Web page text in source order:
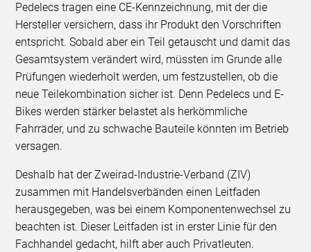
Pedelecs tragen eine CE-Kennzeichnung, mit der die
Hersteller versichern, dass ihr Produkt den Vorschriften
entspricht. Sobald aber ein Teil getauscht und damit das
Gesamtsystem verändert wird, müssten im Grunde alle
Prüfungen wiederholt werden, um festzustellen, ob die
neue Teilekombination sicher ist. Denn Pedelecs und E-
Bikes werden stärker belastet als herkömmliche
Fahrräder, und zu schwache Bauteile könnten im Betrieb
versagen.
Deshalb hat der Zweirad-Industrie-Verband (ZIV)
zusammen mit Handelsverbänden einen Leitfaden
herausgegeben, was bei einem Komponentenwechsel zu
beachten ist. Dieser Leitfaden ist in erster Linie für den
Fachhandel gedacht, hilft aber auch Privatleuten.